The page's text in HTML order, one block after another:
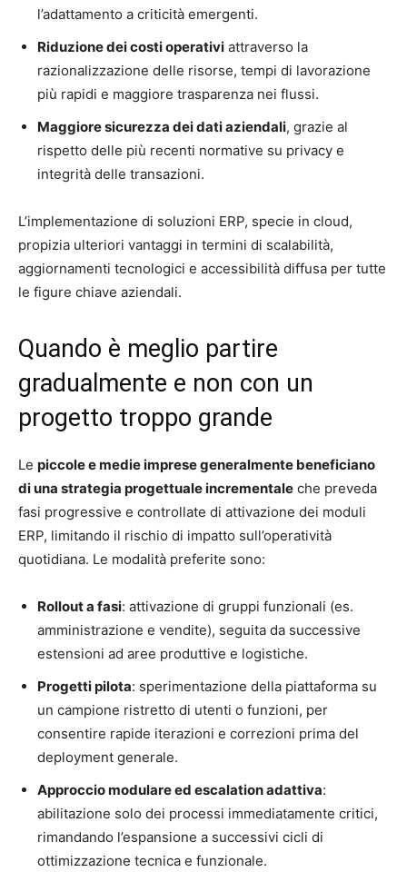
l’adattamento a criticità emergenti.
Riduzione dei costi operativi attraverso la
razionalizzazione delle risorse, tempi di lavorazione
più rapidi e maggiore trasparenza nei flussi.
Maggiore sicurezza dei dati aziendali, grazie al
rispetto delle più recenti normative su privacy e
integrità delle transazioni.
L’implementazione di soluzioni ERP, specie in cloud,
propizia ulteriori vantaggi in termini di scalabilità,
aggiornamenti tecnologici e accessibilità diffusa per tutte
le figure chiave aziendali.
Quando è meglio partire
gradualmente e non con un
progetto troppo grande
Le piccole e medie imprese generalmente beneficiano
di una strategia progettuale incrementale che preveda
fasi progressive e controllate di attivazione dei moduli
ERP, limitando il rischio di impatto sull’operatività
quotidiana. Le modalità preferite sono:
Rollout a fasi: attivazione di gruppi funzionali (es.
amministrazione e vendite), seguita da successive
estensioni ad aree produttive e logistiche.
Progetti pilota: sperimentazione della piattaforma su
un campione ristretto di utenti o funzioni, per
consentire rapide iterazioni e correzioni prima del
deployment generale.
Approccio modulare ed escalation adattiva:
abilitazione solo dei processi immediatamente critici,
rimandando l’espansione a successivi cicli di
ottimizzazione tecnica e funzionale.